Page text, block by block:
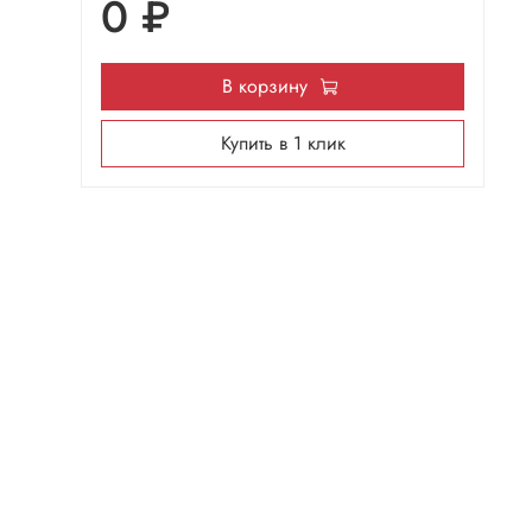
0 ₽
В корзину
Купить в 1 клик